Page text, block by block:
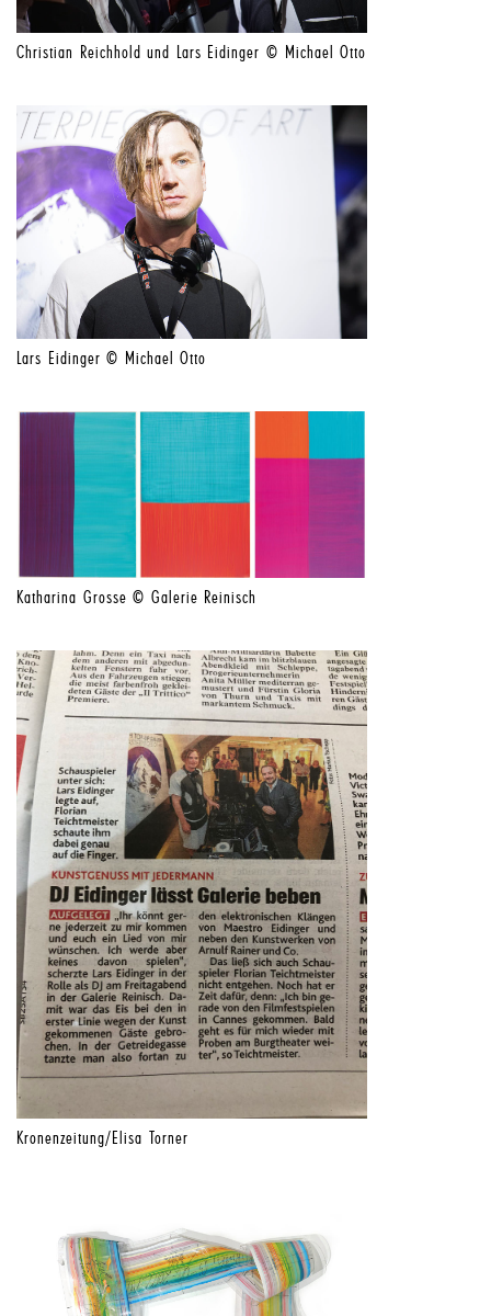
Christian Reichhold und Lars Eidinger © Michael Otto
Lars Eidinger © Michael Otto
Katharina Grosse © Galerie Reinisch
Kronenzeitung/Elisa Torner